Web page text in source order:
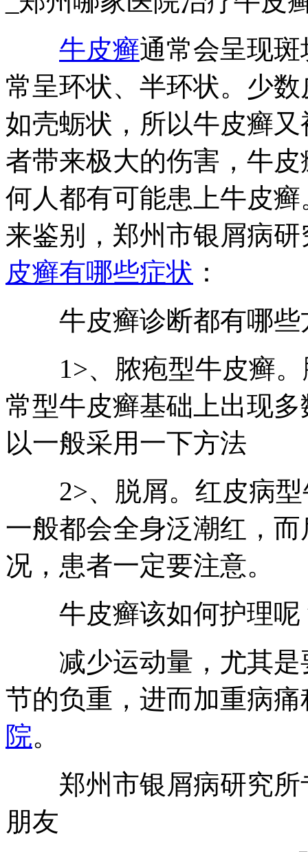
牛皮癣通常会呈现
常呈环状、半环状。少
如壳蛎状，所以牛皮癣
者带来极大的伤害，牛
何人都有可能患上牛皮
来鉴别，郑州市银屑病
皮癣有哪些症状 ：
牛皮癣诊断都有哪些
1>、脓疱型牛皮癣。
常型牛皮癣基础上出现
以一般采用一下方法
2>、脱屑。红皮病型
一般都会全身泛潮红，
况，患者一定要注意。
牛皮癣该如何护理呢
减少运动量，尤其是
节的负重，进而加重病痛
院。
郑州市银屑病研究所
朋友